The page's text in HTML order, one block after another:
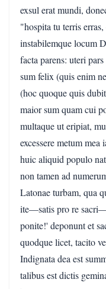
exsul erat mundi,
"hospita tu terris
instabilemque locum
facta parens: uteri
sum felix (quis enim
(hoc quoque quis
maior sum quam cui
multaque ut eripiat,
excessere metum
huic aliquid populo
non tamen ad
Latonae turbam, qua
ite—satis pro re
ponite!' deponunt et
quodque licet, tacito
Indignata dea est
talibus est dictis